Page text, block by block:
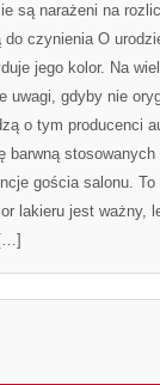
są narażeni na
do czynienia O
jego kolor. Na
uwagi, gdyby nie
o tym producenci
barwną
gościa salonu. To
lakieru jest ważny,